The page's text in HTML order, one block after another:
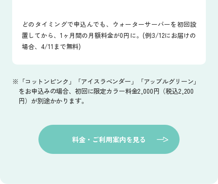
どのタイミングで申込んでも、ウォーターサーバーを初回設
置してから、1ヶ月間の月額料金が0円に。(例:3/12にお届けの
場合、4/11まで無料)
※「コットンピンク」「アイスラベンダー」「アップルグリーン」
をお申込みの場合、初回に限定カラー料金2,000円（税込2,200
円）が別途かかります。
料金・ご利用案内を見る